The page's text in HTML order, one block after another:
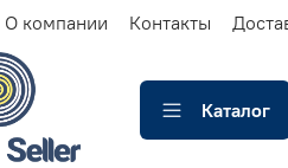
О компании Контакты
Каталог